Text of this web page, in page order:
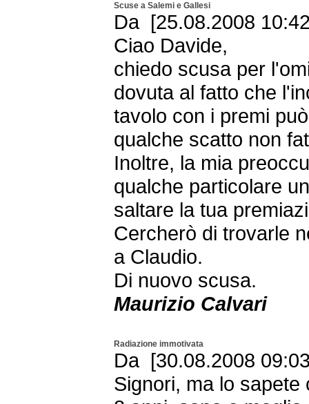
Scuse a Salemi e Gallesi
Da [25.08.2008
Ciao Davide,
chiedo scusa per
dovuta al fatto che
tavolo con i premi
qualche scatto non
Inoltre, la mia
qualche particolare
saltare la tua
Cercherò di trovarle
a Claudio.
Di nuovo scusa.
Maurizio Calvari
Radiazione immotivata
Da [30.08.2008
Signori, ma lo